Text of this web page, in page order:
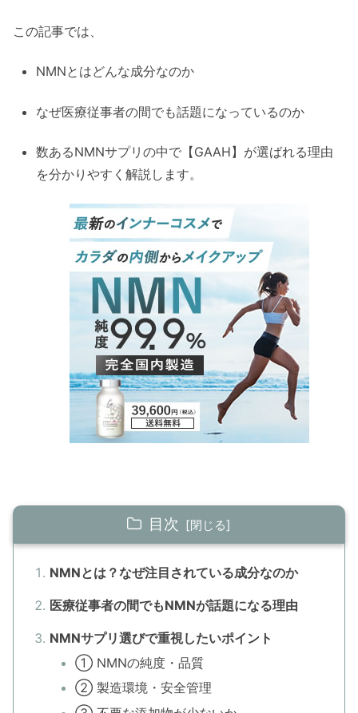
この記事では、
NMNとはどんな成分なのか
なぜ医療従事者の間でも話題になっているのか
数あるNMNサプリの中で【GAAH】が選ばれる理由
を分かりやすく解説します。
目次
NMNとは？なぜ注目されている成分なのか
医療従事者の間でもNMNが話題になる理由
NMNサプリ選びで重視したいポイント
① NMNの純度・品質
② 製造環境・安全管理